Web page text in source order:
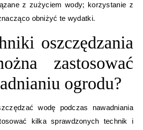
z zużyciem wody; korzystanie z
obniżyć te wydatki.
oszczędzania
zastosować
ogrodu?
wodę podczas nawadniania
kilka sprawdzonych technik i